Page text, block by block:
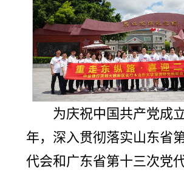
为庆祝中国共产党成
年，深入贯彻落实山东省
代会和广东省第十三次党